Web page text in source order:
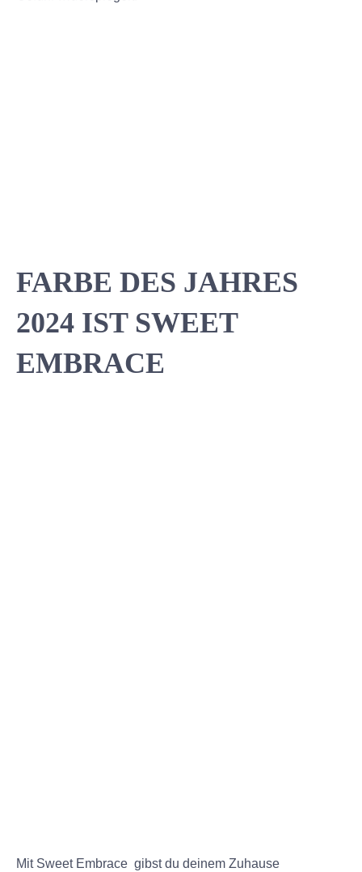
FARBE DES JAHRES
2024 IST SWEET
EMBRACE
Mit Sweet Embrace gibst du deinem Zuhause